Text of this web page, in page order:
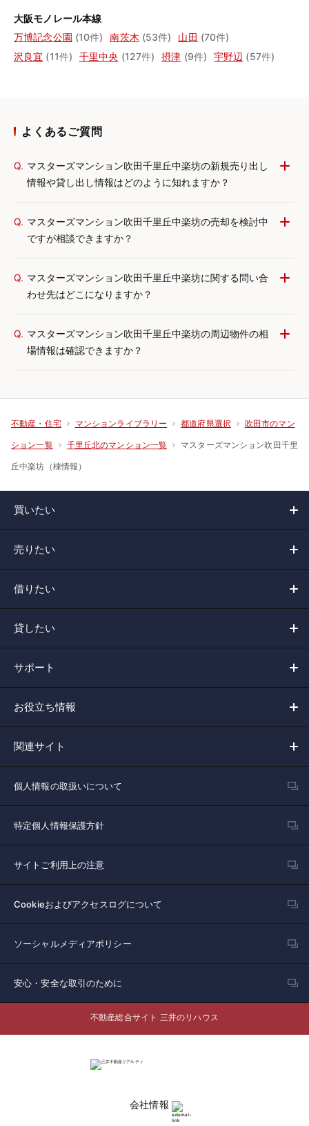
大阪モノレール本線
万博記念公園 (10件) 南茨木 (53件) 山田 (70件)
沢良宜 (11件) 千里中央 (127件) 摂津 (9件) 宇野辺 (57件)
よくあるご質問
Q. マスターズマンション吹田千里丘中楽坊の新規売り出し
情報や貸し出し情報はどのように知れますか？
Q. マスターズマンション吹田千里丘中楽坊の売却を検討中
ですが相談できますか？
Q. マスターズマンション吹田千里丘中楽坊に関する問い合
わせ先はどこになりますか？
Q. マスターズマンション吹田千里丘中楽坊の周辺物件の相
場情報は確認できますか？
不動産・住宅 マンションライブラリー 都道府県選択 吹田市のマン
ション一覧 千里丘北のマンション一覧 マスターズマンション吹田千里
丘中楽坊（棟情報）
買いたい
売りたい
借りたい
貸したい
サポート
お役立ち情報
関連サイト
個人情報の取扱いについて
特定個人情報保護方針
サイトご利用上の注意
Cookieおよびアクセスログについて
ソーシャルメディアポリシー
安心・安全な取引のために
不動産総合サイト 三井のリハウス
会社情報